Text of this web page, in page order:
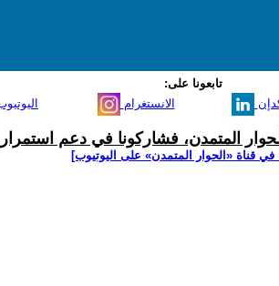
تابعونا على:
الانستغرام
المتمدن، فشاركونا في دعم
قناة ‫«الحوار المتمدن» على اليوتيوب]